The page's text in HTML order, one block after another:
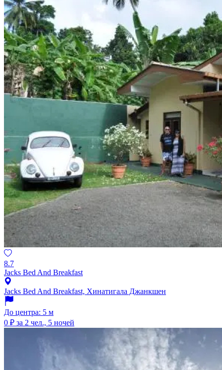
8.7
Jacks Bed And Breakfast
Jacks Bed And Breakfast, Хинатигала Джанкшен
До центра: 5 м
0 ₽ за 2 чел., 5 ночей